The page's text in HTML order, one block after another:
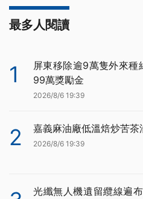
最多人閱讀
1
屏東移除逾9萬隻外來
99萬獎勵金
2026/8/6 19:39
2 嘉義麻油廠低溫焙炒苦
2026/8/6 19:39
光纖無人機遺留纜線遍